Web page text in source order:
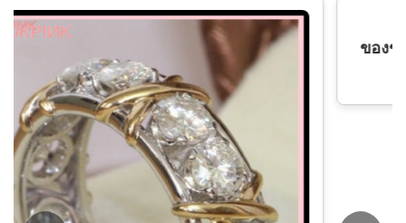
ของขวัญกําไลสร้อยข้อมือสแตนเลส 12 ราศีสําห
รับผู้ชายผู้หญิง